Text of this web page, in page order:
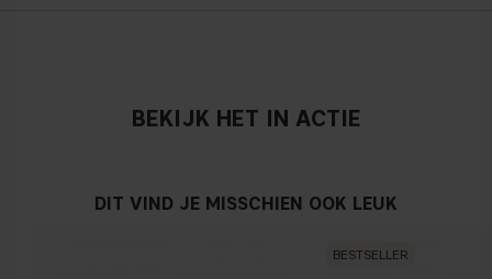
BEKIJK HET IN ACTIE
DIT VIND JE MISSCHIEN OOK LEUK
BESTSELLER